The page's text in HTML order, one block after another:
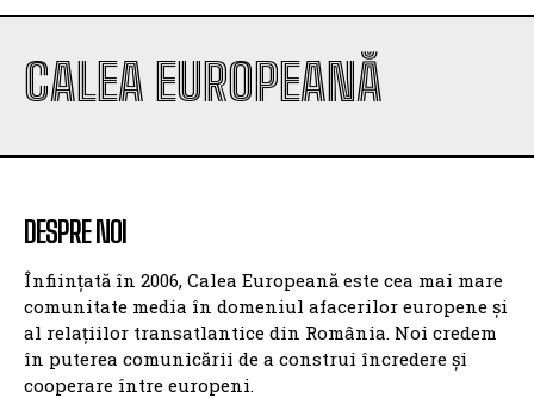
CALEA EUROPEANĂ
DESPRE NOI
Înființată în 2006, Calea Europeană este cea mai mare
comunitate media în domeniul afacerilor europene și
al relațiilor transatlantice din România. Noi credem
în puterea comunicării de a construi încredere și
cooperare între europeni.